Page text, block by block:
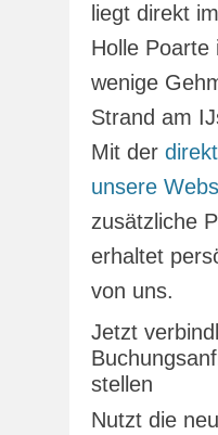
liegt direkt
Holle
wenige
Strand am
Mit der
unsere
zusätzliche
erhaltet
von uns.
Jetzt
stellen
Nutzt die